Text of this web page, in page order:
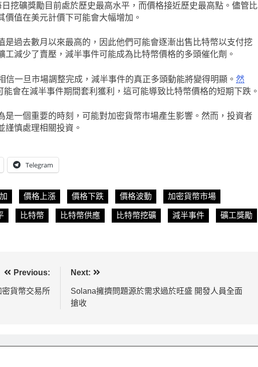
挖礦獎勵目前處於歷史最高水平，而價格接近歷史最高點。儘管比
值在美元計價下可能會大幅增加。
是過去數月以來最高的，因此他們可能會逐漸出售比特幣以支付挖
減少了賣壓，減半事件可能成為比特幣價格的多頭催化劑。
信一旦市場調整完成，減半事件的真正多頭動能將變得明顯。 然
能會在減半事件期間套利獲利，這可能導致比特幣價格的短期下跌。
是一個重要的時刻，可能對加密貨幣市場產生影響。然而，投資者
謹慎處理相關投資。
Telegram
價格上漲 價格下跌 價格波動 加密貨幣市場
比特幣 比特幣供應 比特幣挖礦 減半事件 礦工獎勵
Previous:
貨幣交易所
Next:
Solana擁擠問題源於需求過於旺盛 開發人員全面
搶收
最新資訊
壓縮！100日均線1,920成關
比率逼近0.65